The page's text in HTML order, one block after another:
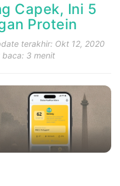
Capek, Ini 5
Protein
terakhir: Okt 12, 2020
baca: 3 menit